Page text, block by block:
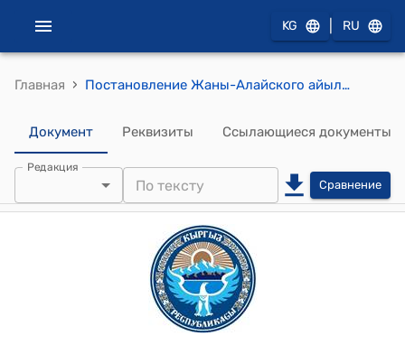
KG RU
Главная › Постановление Жаны-Алайского айылного кенеша от 11-апреля 2012-года № 5 "О перспективном плана Жаны- Алайского айылном округа на 2012 год."
Документ Реквизиты Ссылающиеся документы
Редакция
Сравнение